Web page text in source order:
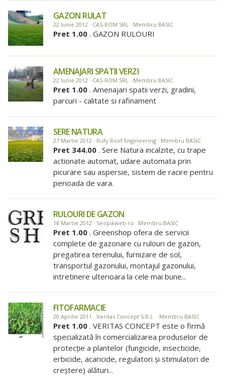
GAZON RULAT
22 Iunie 2012 · CAS-ROM SRL · Membru BASIC
Pret 1.00 . GAZON RULOURI
AMENAJARI SPATII VERZI
22 Iunie 2012 · CAS-ROM SRL · Membru BASIC
Pret 1.00 . Amenajari spatii verzi, gradini,
parcuri - calitate si rafinament
SERE NATURA
27 Martie 2012 · Rufy Roof Engineering · Membru BASIC
Pret 344.00 . Sere Natura incalzite, cu trape
actionate automat, udare automata prin
picurare sau aspersie, sistem de racire pentru
perioada de vara.
RULOURI DE GAZON
18 Martie 2012 · Seopikweb.ro · Membru BASIC
Pret 1.00 . Greenshop ofera de servicii
complete de gazonare cu rulouri de gazon,
pregatirea terenului, furnizare de sol,
transportul gazonului, montajul gazonului,
intretinere ulterioara la cele mai bune...
FITOFARMACIE
20 Aprilie 2011 · Veritas Concept S.R.L. · Membru BASIC
Pret 1.00 . VERITAS CONCEPT este o firmă
specializată în comercializarea produselor de
protecţie a plantelor (fungicide, insecticide,
erbicide, acaricide, regulatori şi stimulatori de
creştere) alături...